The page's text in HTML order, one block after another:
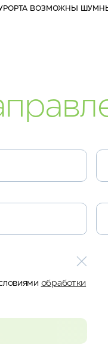
ВОЗМОЖНЫ
обработки